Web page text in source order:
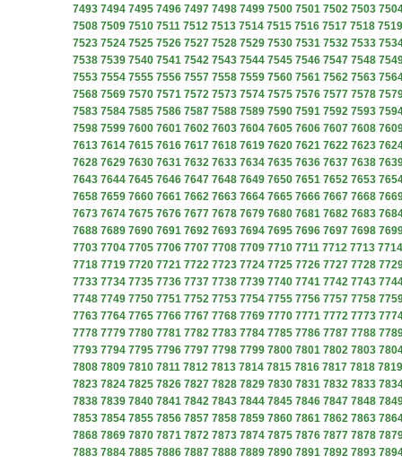
7493 7494 7495 7496 7497 7498 7499 7500 7501 7502 7503
7508 7509 7510 7511 7512 7513 7514 7515 7516 7517 7518 7519
7523 7524 7525 7526 7527 7528 7529 7530 7531 7532 7533
7538 7539 7540 7541 7542 7543 7544 7545 7546 7547 7548
7553 7554 7555 7556 7557 7558 7559 7560 7561 7562 7563
7568 7569 7570 7571 7572 7573 7574 7575 7576 7577 7578
7583 7584 7585 7586 7587 7588 7589 7590 7591 7592 7593
7598 7599 7600 7601 7602 7603 7604 7605 7606 7607 7608
7613 7614 7615 7616 7617 7618 7619 7620 7621 7622 7623
7628 7629 7630 7631 7632 7633 7634 7635 7636 7637 7638
7643 7644 7645 7646 7647 7648 7649 7650 7651 7652 7653
7658 7659 7660 7661 7662 7663 7664 7665 7666 7667 7668
7673 7674 7675 7676 7677 7678 7679 7680 7681 7682 7683
7688 7689 7690 7691 7692 7693 7694 7695 7696 7697 7698
7703 7704 7705 7706 7707 7708 7709 7710 7711 7712 7713 7714
7718 7719 7720 7721 7722 7723 7724 7725 7726 7727 7728
7733 7734 7735 7736 7737 7738 7739 7740 7741 7742 7743
7748 7749 7750 7751 7752 7753 7754 7755 7756 7757 7758
7763 7764 7765 7766 7767 7768 7769 7770 7771 7772 7773
7778 7779 7780 7781 7782 7783 7784 7785 7786 7787 7788
7793 7794 7795 7796 7797 7798 7799 7800 7801 7802 7803
7808 7809 7810 7811 7812 7813 7814 7815 7816 7817 7818 7819
7823 7824 7825 7826 7827 7828 7829 7830 7831 7832 7833
7838 7839 7840 7841 7842 7843 7844 7845 7846 7847 7848
7853 7854 7855 7856 7857 7858 7859 7860 7861 7862 7863
7868 7869 7870 7871 7872 7873 7874 7875 7876 7877 7878
7883 7884 7885 7886 7887 7888 7889 7890 7891 7892 7893